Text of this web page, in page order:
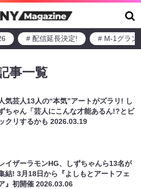
# 配信延長決定! # M-1グラン
事一覧
人気芸人13人の“本気”アートがズラリ! し
ちゃん「芸人にこんな才能あるん!?とビ
クリするかも2026.03.19
イザーラモンHG、しずちゃんら13名が
結! 3月18日から『よしもとアートフェ
』初開催2026.03.06